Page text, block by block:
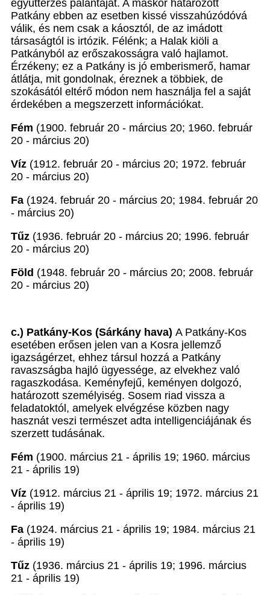
együttérzés palántáját. A máskor határozott
Patkány ebben az esetben kissé visszahúzódóvá
válik, és nem csak a káosztól, de az imádott
társaságtól is irtózik. Félénk; a Halak kiöli a
Patkányból az erőszakosságra való hajlamot.
Érzékeny; ez a Patkány is jó emberismerő, hamar
átlátja, mit gondolnak, éreznek a többiek, de
szokásától eltérő módon nem használja fel a saját
érdekében a megszerzett információkat.
Fém (1900. február 20 - március 20; 1960. február
20 - március 20)
Víz (1912. február 20 - március 20; 1972. február
20 - március 20)
Fa (1924. február 20 - március 20; 1984. február 20
- március 20)
Tűz (1936. február 20 - március 20; 1996. február
20 - március 20)
Föld (1948. február 20 - március 20; 2008. február
20 - március 20)
c.) Patkány-Kos (Sárkány hava) A Patkány-Kos
esetében erősen jelen van a Kosra jellemző
igazságérzet, ehhez társul hozzá a Patkány
ravaszságba hajló ügyessége, az elvekhez való
ragaszkodása. Keményfejű, keményen dolgozó,
határozott személyiség. Sosem riad vissza a
feladatoktól, amelyek elvégzése közben nagy
hasznát veszi természet adta intelligenciájának és
szerzett tudásának.
Fém (1900. március 21 - április 19; 1960. március
21 - április 19)
Víz (1912. március 21 - április 19; 1972. március 21
- április 19)
Fa (1924. március 21 - április 19; 1984. március 21
- április 19)
Tűz (1936. március 21 - április 19; 1996. március
21 - április 19)